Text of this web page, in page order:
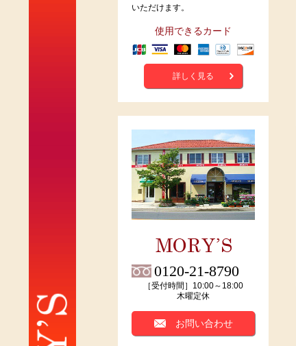
いただけます。
使用できるカード
詳しく見る
0120-21-8790
［受付時間］10:00～18:00
木曜定休
お問い合わせ